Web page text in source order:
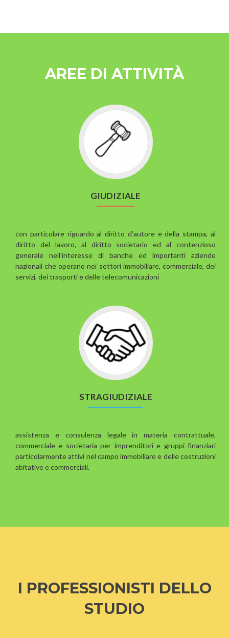
AREE DI ATTIVITÀ
GIUDIZIALE
con particolare riguardo al diritto d’autore e della stampa, al
diritto del lavoro, al diritto societario ed al contenzioso
generale nell’interesse di banche ed importanti aziende
nazionali che operano nei settori immobiliare, commerciale, dei
servizi, dei trasporti e delle telecomunicazioni
STRAGIUDIZIALE
assistenza e consulenza legale in materia contrattuale,
commerciale e societaria per imprenditori e gruppi finanziari
particolarmente attivi nel campo immobiliare e delle costruzioni
abitative e commerciali.
I PROFESSIONISTI DELLO
STUDIO